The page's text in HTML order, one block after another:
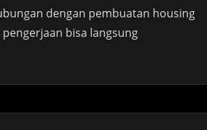
dengan pembuatan housing
bisa langsung